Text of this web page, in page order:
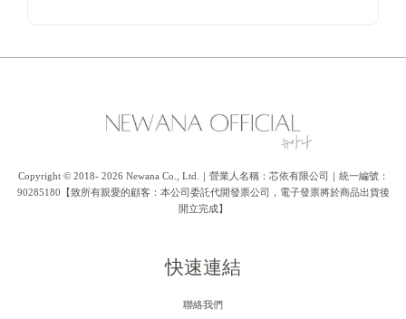
Copyright © 2018- 2026 Newana Co., Ltd.｜營業人名稱：芯依有限公司｜統一編號：
90285180【致所有親愛的顧客：本公司委託代開發票公司，電子發票將於商品出貨後
開立完成】
快速連結
聯絡我們